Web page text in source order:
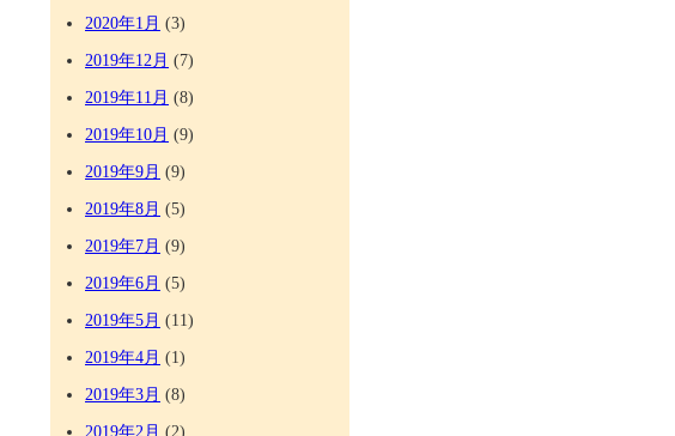
2020年1月 (3)
2019年12月 (7)
2019年11月 (8)
2019年10月 (9)
2019年9月 (9)
2019年8月 (5)
2019年7月 (9)
2019年6月 (5)
2019年5月 (11)
2019年4月 (1)
2019年3月 (8)
2019年2月 (2)